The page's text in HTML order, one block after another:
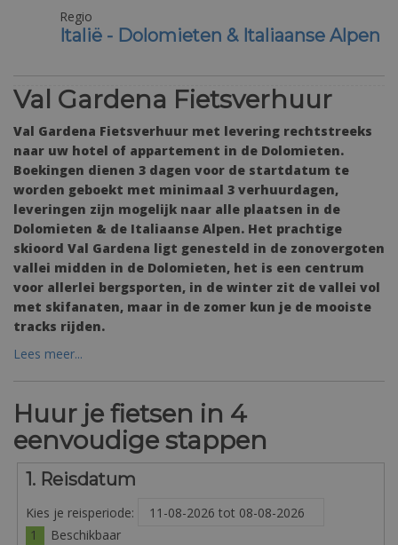
Regio
Italië - Dolomieten & Italiaanse Alpen
Val Gardena Fietsverhuur
Val Gardena Fietsverhuur met levering rechtstreeks
naar uw hotel of appartement in de Dolomieten.
Boekingen dienen 3 dagen voor de startdatum te
worden geboekt met minimaal 3 verhuurdagen,
leveringen zijn mogelijk naar alle plaatsen in de
Dolomieten & de Italiaanse Alpen. Het prachtige
skioord Val Gardena ligt genesteld in de zonovergoten
vallei midden in de Dolomieten, het is een centrum
voor allerlei bergsporten, in de winter zit de vallei vol
met skifanaten, maar in de zomer kun je de mooiste
tracks rijden.
Lees meer...
Huur je fietsen in 4
eenvoudige stappen
1. Reisdatum
Kies je reisperiode:
1
Beschikbaar